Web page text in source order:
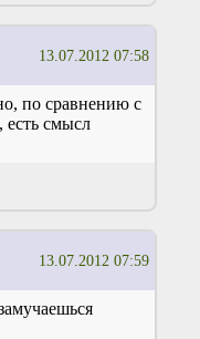
13.07.2012 07:58
по сравнению с
есть смысл
13.07.2012 07:59